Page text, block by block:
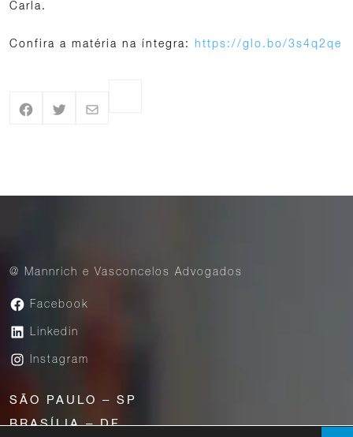
Carla.
Confira a matéria na íntegra: https://glo.bo/3s4q2qe
@ Mannrich e Vasconcelos Advogados
Facebook
Linkedin
Instagram
SÃO PAULO – SP
BRASÍLIA – DF